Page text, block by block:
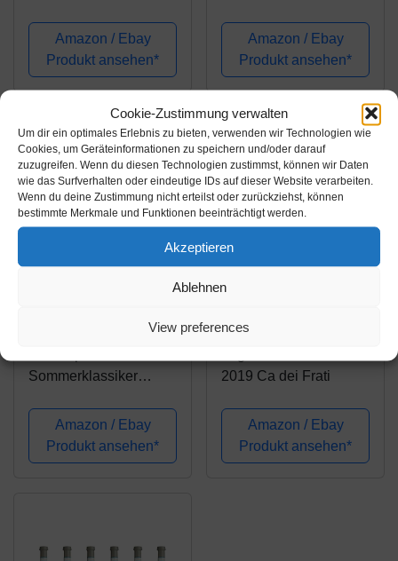
Cookie-Zustimmung verwalten
Um dir ein optimales Erlebnis zu bieten, verwenden wir Technologien wie
Cookies, um Geräteinformationen zu speichern und/oder darauf
zuzugreifen. Wenn du diesen Technologien zustimmst, können wir Daten
wie das Surfverhalten oder eindeutige IDs auf dieser Website verarbeiten.
Wenn du deine Zustimmung nicht erteilst oder zurückziehst, können
bestimmte Merkmale und Funktionen beeinträchtigt werden.
Akzeptieren
Ablehnen
View preferences
Amazon / Ebay
Produkt ansehen*
x 0,75 L.
Amazon / Ebay
Produkt ansehen*
Sommerklassiker
italienischem
Weißwein (6 x 0.75 l)
Amazon / Ebay
Produkt ansehen*
Amazon.de
31,71€
2019 Ca dei Frati
Amazon / Ebay
Produkt ansehen*